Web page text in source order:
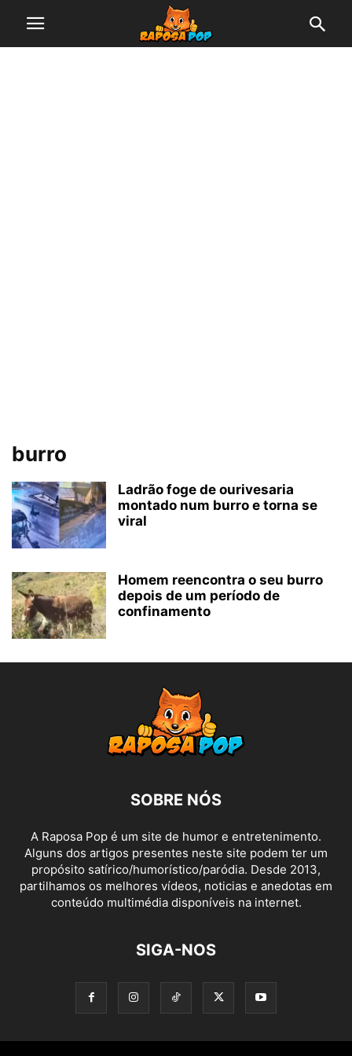
burro
Ladrão foge de ourivesaria
montado num burro e torna se
viral
Homem reencontra o seu burro
depois de um período de
confinamento
SOBRE NÓS
A Raposa Pop é um site de humor e entretenimento.
Alguns dos artigos presentes neste site podem ter um
propósito satírico/humorístico/paródia. Desde 2013,
partilhamos os melhores vídeos, noticias e anedotas em
conteúdo multimédia disponíveis na internet.
SIGA-NOS